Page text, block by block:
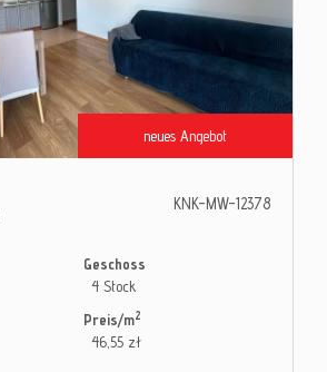
Blog
neues Angebot
KNK-MW-12378
Geschoss
4 Stock
Preis/m2
46,55 zł